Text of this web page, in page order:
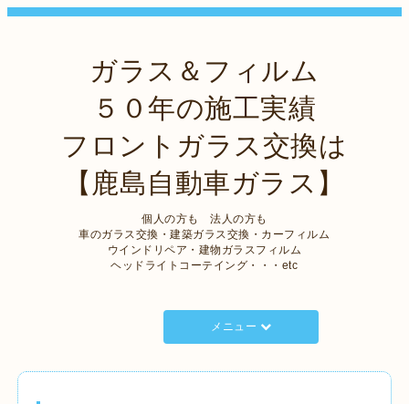
ガラス＆フィルム
５０年の施工実績
フロントガラス交換は
【鹿島自動車ガラス】
個人の方も 法人の方も
車のガラス交換・建築ガラス交換・カーフィルム
ウインドリペア・建物ガラスフィルム
ヘッドライトコーテイング・・・etc
メニュー